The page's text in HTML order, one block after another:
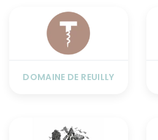
DOMAINE DE REUILLY